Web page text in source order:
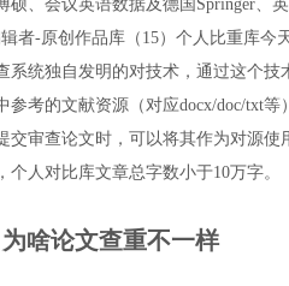
、会议英语数据及德国Springer、
者-原创作品库（15）个人比重库今
系统独自发明的对技术，通过这个
考的文献资源（对应docx/doc/txt
审查论文时，可以将其作为对源
人对比库文章总字数小于10万字。
啥论文查重不一样